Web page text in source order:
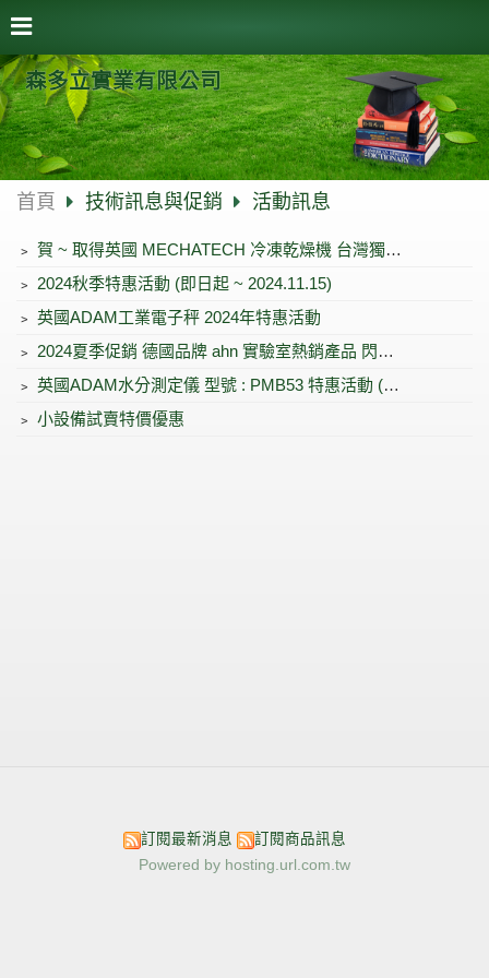
森多立實業有限公司
首頁 技術訊息與促銷 活動訊息
﹥ 賀 ~ 取得英國 MECHATECH 冷凍乾燥機 台灣獨家代理
﹥ 2024秋季特惠活動 (即日起 ~ 2024.11.15)
﹥ 英國ADAM工業電子秤 2024年特惠活動
﹥ 2024夏季促銷 德國品牌 ahn 實驗室熱銷產品 閃耀登場
﹥ 英國ADAM水分測定儀 型號 : PMB53 特惠活動 (即日起 ~ 2023.08月底) 歡迎來電洽詢
﹥ 小設備試賣特價優惠
訂閱最新消息
訂閱商品訊息
Powered by hosting.url.com.tw